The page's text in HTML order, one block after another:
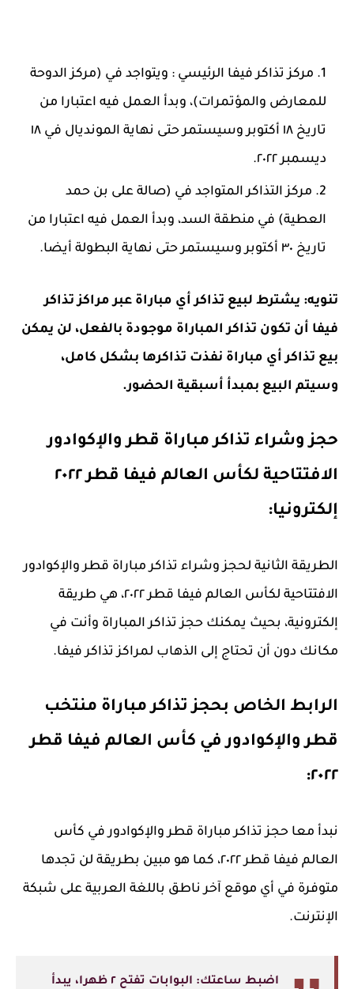
مركز تذاكر فيفا الرئيسي : ويتواجد في (مركز الدوحة
للمعارض والمؤتمرات)، وبدأ العمل فيه اعتبارا من
تاريخ ١٨ أكتوبر وسيستمر حتى نهاية المونديال في ١٨
ديسمبر ٢٠٢٢.
مركز التذاكر المتواجد في (صالة على بن حمد
العطية) في منطقة السد، وبدأ العمل فيه اعتبارا من
تاريخ ٣٠ أكتوبر وسيستمر حتى نهاية البطولة أيضا.
تنويه: يشترط لبيع تذاكر أي مباراة عبر مراكز تذاكر
فيفا أن تكون تذاكر المباراة موجودة بالفعل، لن يمكن
بيع تذاكر أي مباراة نفذت تذاكرها بشكل كامل،
وسيتم البيع بمبدأ أسبقية الحضور.
حجز وشراء تذاكر مباراة قطر والإكوادور
الافتتاحية لكأس العالم فيفا قطر ٢٠٢٢
إلكترونيا:
الطريقة الثانية لحجز وشراء تذاكر مباراة قطر والإكوادور
الافتتاحية لكأس العالم فيفا قطر ٢٠٢٢، هي طريقة
إلكترونية، بحيث يمكنك حجز تذاكر المباراة وأنت في
مكانك دون أن تحتاج إلى الذهاب لمراكز تذاكر فيفا.
الرابط الخاص بحجز تذاكر مباراة منتخب
قطر والإكوادور في كأس العالم فيفا قطر
٢٠٢٢:
نبدأ معا حجز تذاكر مباراة قطر والإكوادور في كأس
العالم فيفا قطر ٢٠٢٢، كما هو مبين بطريقة لن تجدها
متوفرة في أي موقع آخر ناطق باللغة العربية على شبكة
الإنترنت.
اضبط ساعتك: البوابات تفتح ٢ ظهرا، يبدأ